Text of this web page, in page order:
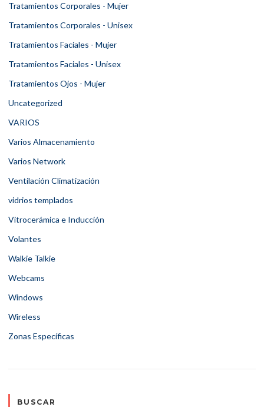
Tratamientos Corporales - Mujer
Tratamientos Corporales - Unisex
Tratamientos Faciales - Mujer
Tratamientos Faciales - Unisex
Tratamientos Ojos - Mujer
Uncategorized
VARIOS
Varios Almacenamiento
Varios Network
Ventilación Climatización
vidrios templados
Vitrocerámica e Inducción
Volantes
Walkie Talkie
Webcams
Windows
Wireless
Zonas Específicas
BUSCAR